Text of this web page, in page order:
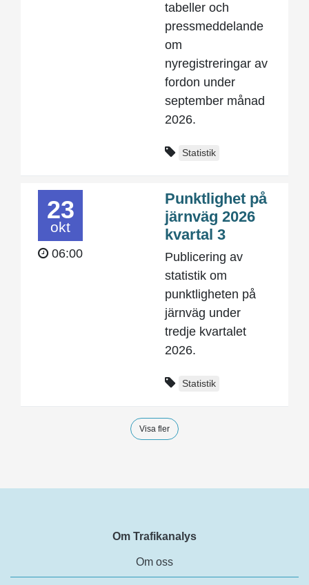
tabeller och
pressmeddelande
om
nyregistreringar av
fordon under
september månad
2026.
Statistik
23
okt
06:00
Punktlighet på
järnväg 2026
kvartal 3
Publicering av
statistik om
punktligheten på
järnväg under
tredje kvartalet
2026.
Statistik
Visa fler
Om Trafikanalys
Om oss